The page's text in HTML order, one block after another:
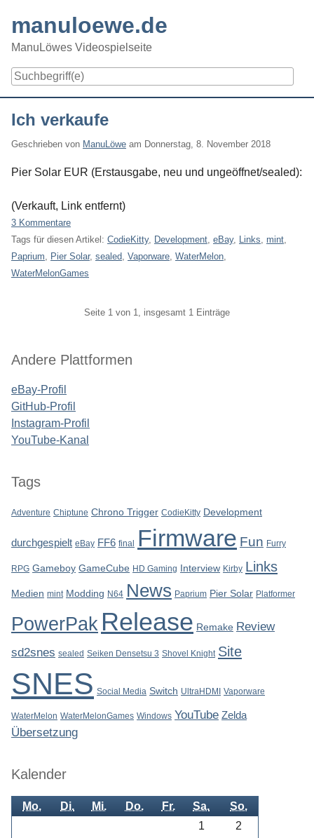
content
manuloewe.de
ManuLöwes Videospielseite
Ich verkaufe
Geschrieben von ManuLöwe am Donnerstag, 8. November 2018
Pier Solar EUR (Erstausgabe, neu und ungeöffnet/sealed):
(Verkauft, Link entfernt)
3 Kommentare
Tags für diesen Artikel: CodieKitty, Development eBay, Links mint
Paprium
Pier Solar, sealed Vaporware WaterMelon
WaterMelonGames
Seite 1 von 1, insgesamt 1 Einträge
Seitenleiste
Andere Plattformen
eBay-Profil
GitHub-Profil
Instagram-Profil
YouTube-Kanal
Tags
Adventure Chiptune Chrono Trigger CodieKitty Development
durchgespielt eBay FF6 final Firmware Fun Furry
RPG Gameboy GameCube HD Gaming Interview Kirby Links
Medien mint Modding N64 News Paprium Pier Solar Platformer
PowerPak Release Remake Review
sd2snes sealed Seiken Densetsu 3 Shovel Knight Site
SNES Social Media Switch UltraHDMI Vaporware
WaterMelon WaterMelonGames Windows YouTube Zelda
Übersetzung
Kalender
Mo. Di. Mi. Do. Fr. Sa. So.
1
2